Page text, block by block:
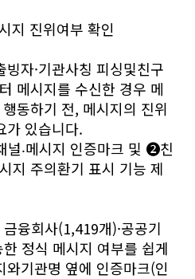
지 진위여부 확인
자·기관사칭 피싱및친구
메시지를 수신한 경우 메
동하기 전, 메시지의 진위
가 있습니다.
‧메시지 인증마크 및 ❷친
지 주의환기 표시 기능 제
융회사(1,419개)·공공기
정식 메시지 여부를 쉽게
기관명 옆에 인증마크(인